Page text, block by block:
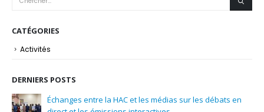
CATÉGORIES
Activités
DERNIERS POSTS
en
La Conférence internationale Abidjan2 rassemble du 2